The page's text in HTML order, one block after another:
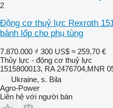
2
Động cơ thuỷ lực Rexroth
bánh lốp cho phụ tùng
7.870.000 ₫ 300 US$ ≈ 259,70 €
Thủy lực - động cơ thuỷ lực
1515800013, RA 2476704,MNR
Ukraine, s. Bila
Agro-Power
Liên hệ với người bán